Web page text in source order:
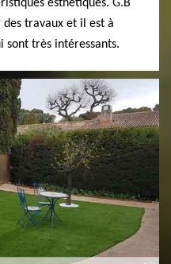
esthétiques. G.B
des travaux et il est à
sont très intéressants.